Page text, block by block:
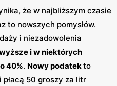
że w najbliższym czasie
to nowszych pomysłów.
i niezadowolenia
i w niektórych
40%. Nowy podatek to
płacą 50 groszy za litr